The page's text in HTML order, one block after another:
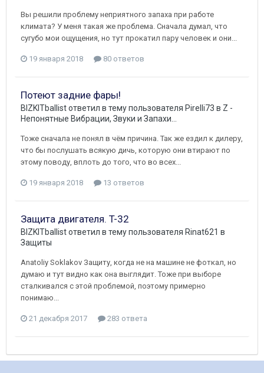
Вы решили проблему неприятного запаха при работе
климата? У меня такая же проблема. Сначала думал, что
сугубо мои ощущения, но тут прокатил пару человек и они...
19 января 2018 80 ответов
Потеют задние фары!
BIZKITballistответил в тему пользователя Pirelli73 в Z -
Непонятные Вибрации, Звуки и Запахи...
Тоже сначала не понял в чём причина. Так же ездил к дилеру,
что бы послушать всякую дичь, которую они втирают по
этому поводу, вплоть до того, что во всех...
19 января 2018 13 ответов
Защита двигателя. T-32
BIZKITballistответил в тему пользователя Rinat621 в
Защиты
Anatoliy Soklakov Защиту, когда не на машине не фоткал, но
думаю и тут видно как она выглядит. Тоже при выборе
сталкивался с этой проблемой, поэтому примерно
понимаю...
21 декабря 2017 283 ответа